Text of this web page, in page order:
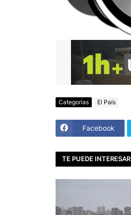
Categorías El País
Facebook
TE PUEDE INTERESAR